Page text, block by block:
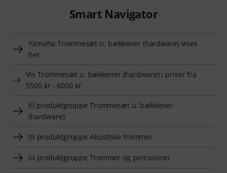
Smart Navigator
Yamaha Trommesæt u. bækkener (hardware) vises
her
Vis Trommesæt u. bækkener (hardware) i priser fra
5500 kr - 6000 kr
til produktgruppe Trommesæt u. bækkener
(hardware)
til produktgruppe Akustiske trommer
til produktgruppe Trommer og percussion